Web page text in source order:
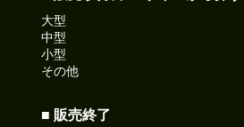
大型
中型
小型
その他
■ 販売終了